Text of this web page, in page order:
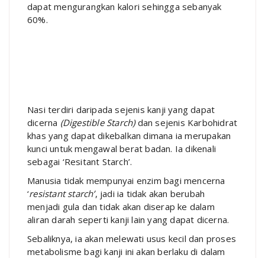
dapat mengurangkan kalori sehingga sebanyak
60%.
Nasi terdiri daripada sejenis kanji yang dapat
dicerna (Digestible Starch)dan sejenis Karbohidrat
khas yang dapat dikebalkan dimana ia merupakan
kunci untuk mengawal berat badan. Ia dikenali
sebagai ‘Resitant Starch’.
Manusia tidak mempunyai enzim bagi mencerna
‘resistant starch’, jadi ia tidak akan berubah
menjadi gula dan tidak akan diserap ke dalam
aliran darah seperti kanji lain yang dapat dicerna.
Sebaliknya, ia akan melewati usus kecil dan proses
metabolisme bagi kanji ini akan berlaku di dalam